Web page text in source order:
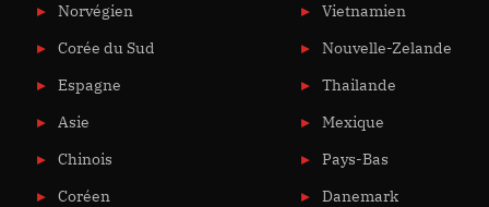
Norvégien
Corée du Sud
Espagne
Asie
Chinois
Coréen
Vietnamien
Nouvelle-Zelande
Thailande
Mexique
Pays-Bas
Danemark